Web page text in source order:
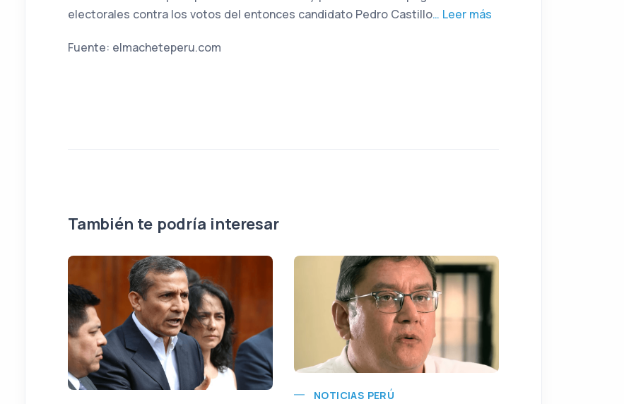
electorales contra los votos del entonces candidato Pedro Castillo… Leer más
Fuente: elmacheteperu.com
También te podría interesar
NOTICIAS PERÚ